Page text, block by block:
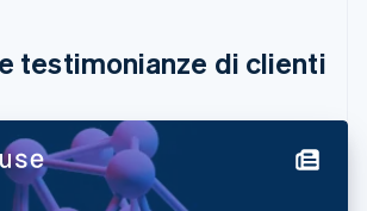
testimonianze di clienti